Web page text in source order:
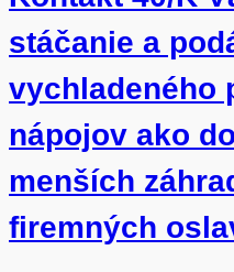
stáčanie a
vychladeného
nápojov ako
menších
firemných